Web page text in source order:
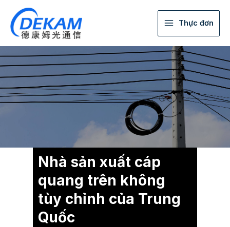
Thực đơn
Nhà sản xuất cáp
quang trên không
tùy chỉnh của Trung
Quốc